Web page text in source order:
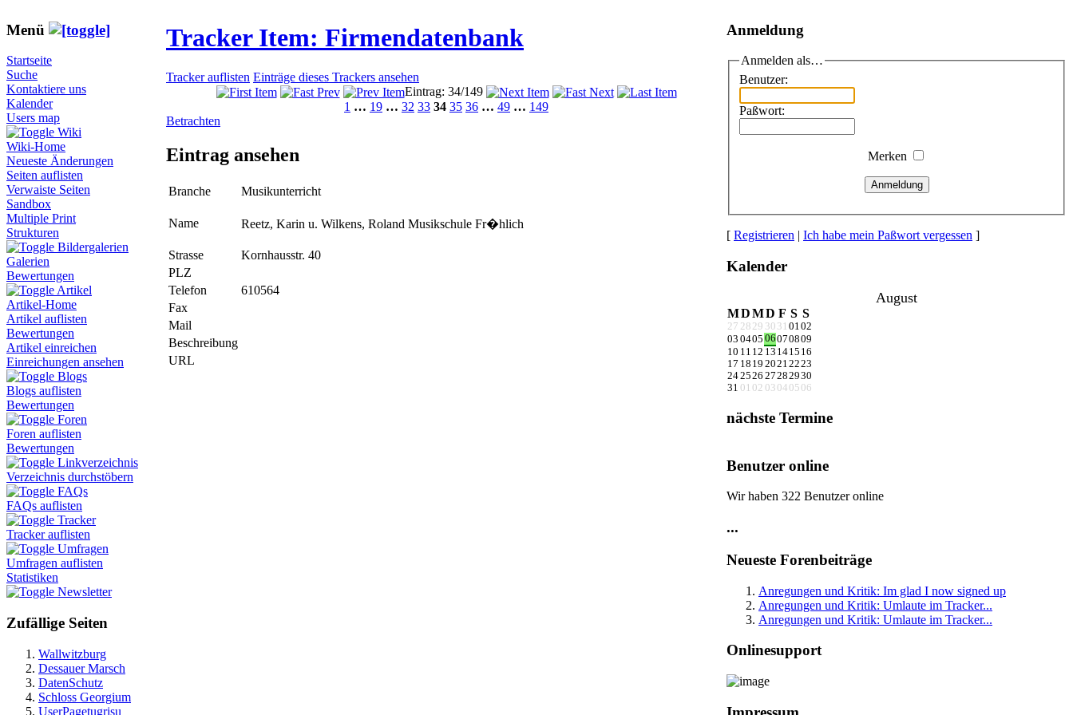
Menü
Startseite
Suche
Kontaktiere uns
Kalender
Users map
Wiki
Wiki-Home
Neueste Änderungen
Seiten auflisten
Verwaiste Seiten
Sandbox
Multiple Print
Strukturen
Bildergalerien
Galerien
Bewertungen
Artikel
Artikel-Home
Artikel auflisten
Bewertungen
Artikel einreichen
Einreichungen ansehen
Blogs
Blogs auflisten
Bewertungen
Foren
Foren auflisten
Bewertungen
Linkverzeichnis
Verzeichnis durchstöbern
FAQs
FAQs auflisten
Tracker
Tracker auflisten
Umfragen
Umfragen auflisten
Statistiken
Newsletter
Zufällige Seiten
Wallwitzburg
Dessauer Marsch
DatenSchutz
Schloss Georgium
UserPagetugrisu
Tracker Item: Firmendatenbank
Tracker auflisten Einträge dieses Trackers ansehen
Eintrag: 34/149
1 … 19 … 32 33 34 35 36 … 49 … 149
Betrachten
Eintrag ansehen
Branche Musikunterricht
Name Reetz, Karin u. Wilkens, Roland Musikschule Fr�hlich
Strasse
Kornhausstr. 40
PLZ
Telefon
610564
Fax
Mail
Beschreibung
URL
Anmeldung
Anmelden als…
Benutzer:
Paßwort:
Merken
Anmeldung
[ Registrieren | Ich habe mein Paßwort vergessen ]
Kalender
August
MDMD F S S
27 28 29 30 31 0102
03 0405 06070809
10 11 12 13 1415 16
17 18 19 20212223
242526 27282930
31 01 02 03 04 05 06
nächste Termine
Benutzer online
Wir haben 322 Benutzer online
...
Neueste Forenbeiträge
Anregungen und Kritik: Im glad I now signed up
Anregungen und Kritik: Umlaute im Tracker...
Anregungen und Kritik: Umlaute im Tracker...
Onlinesupport